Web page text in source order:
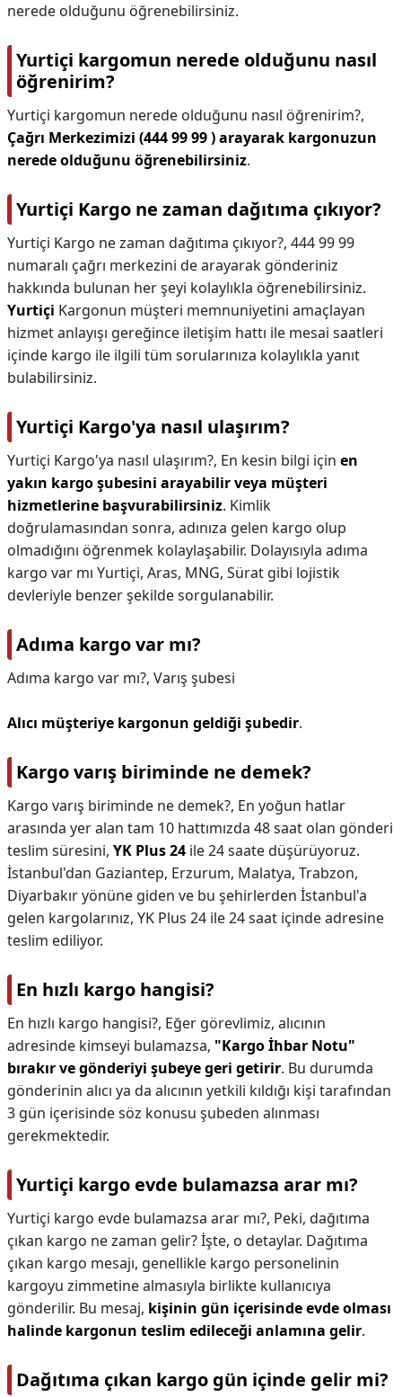
nerede olduğunu öğrenebilirsiniz.
Yurtiçi kargomun nerede olduğunu nasıl
öğrenirim?
Yurtiçi kargomun nerede olduğunu nasıl öğrenirim?,
Çağrı Merkezimizi (444 99 99 ) arayarak kargonuzun
nerede olduğunu öğrenebilirsiniz.
Yurtiçi Kargo ne zaman dağıtıma çıkıyor?
Yurtiçi Kargo ne zaman dağıtıma çıkıyor?, 444 99 99
numaralı çağrı merkezini de arayarak gönderiniz
hakkında bulunan her şeyi kolaylıkla öğrenebilirsiniz.
Yurtiçi Kargonun müşteri memnuniyetini amaçlayan
hizmet anlayışı gereğince iletişim hattı ile mesai saatleri
içinde kargo ile ilgili tüm sorularınıza kolaylıkla yanıt
bulabilirsiniz.
Yurtiçi Kargo'ya nasıl ulaşırım?
Yurtiçi Kargo'ya nasıl ulaşırım?, En kesin bilgi için en
yakın kargo şubesini arayabilir veya müşteri
hizmetlerine başvurabilirsiniz. Kimlik
doğrulamasından sonra, adınıza gelen kargo olup
olmadığını öğrenmek kolaylaşabilir. Dolayısıyla adıma
kargo var mı Yurtiçi, Aras, MNG, Sürat gibi lojistik
devleriyle benzer şekilde sorgulanabilir.
Adıma kargo var mı?
Adıma kargo var mı?, Varış şubesi
Alıcı müşteriye kargonun geldiği şubedir.
Kargo varış biriminde ne demek?
Kargo varış biriminde ne demek?, En yoğun hatlar
arasında yer alan tam 10 hattımızda 48 saat olan gönderi
teslim süresini, YK Plus 24 ile 24 saate düşürüyoruz.
İstanbul'dan Gaziantep, Erzurum, Malatya, Trabzon,
Diyarbakır yönüne giden ve bu şehirlerden İstanbul'a
gelen kargolarınız, YK Plus 24 ile 24 saat içinde adresine
teslim ediliyor.
En hızlı kargo hangisi?
En hızlı kargo hangisi?, Eğer görevlimiz, alıcının
adresinde kimseyi bulamazsa, "Kargo İhbar Notu"
bırakır ve gönderiyi şubeye geri getirir. Bu durumda
gönderinin alıcı ya da alıcının yetkili kıldığı kişi tarafından
3 gün içerisinde söz konusu şubeden alınması
gerekmektedir.
Yurtiçi kargo evde bulamazsa arar mı?
Yurtiçi kargo evde bulamazsa arar mı?, Peki, dağıtıma
çıkan kargo ne zaman gelir? İşte, o detaylar. Dağıtıma
çıkan kargo mesajı, genellikle kargo personelinin
kargoyu zimmetine almasıyla birlikte kullanıcıya
gönderilir. Bu mesaj, kişinin gün içerisinde evde olması
halinde kargonun teslim edileceği anlamına gelir.
Dağıtıma çıkan kargo gün içinde gelir mi?